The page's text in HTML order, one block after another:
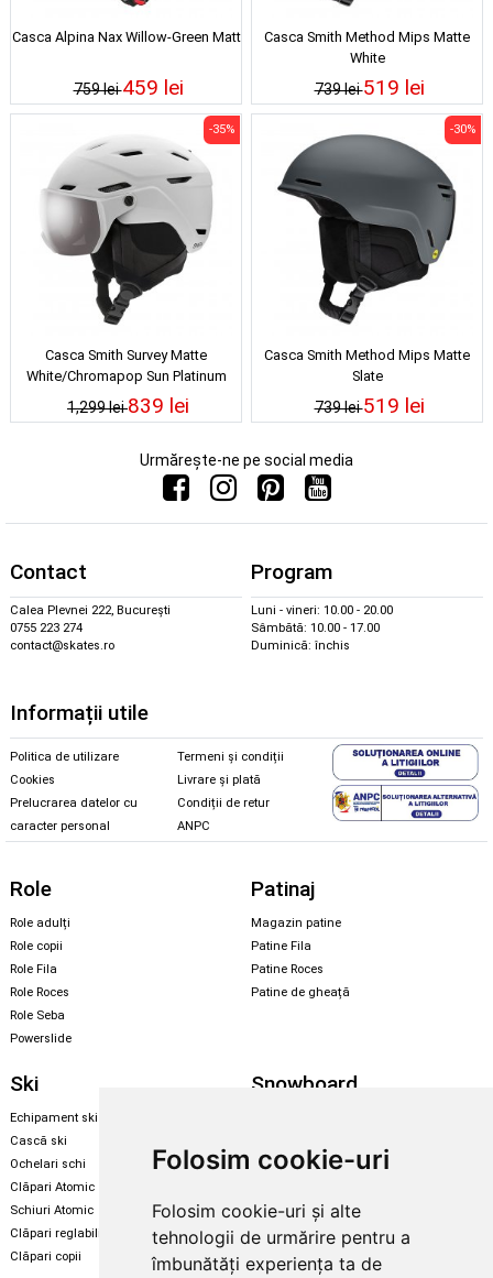
Folosim cookie-uri
Folosim cookie-uri și alte
tehnologii de urmărire pentru a
îmbunătăți experiența ta de
Casca Alpina Nax Willow-Green Matt
759 lei459 lei
Casca Smith Method Mips Matte
White
739 lei519 lei
Casca Smith Survey Matte
White/Chromapop Sun Platinum
1,299 lei
-35%
839 lei
Casca Smith Method Mips Matte
Slate
739 lei
-30%
519 lei
Urmărește-ne pe social media
Contact
Calea Plevnei 222, București
0755 223 274
contact@skates.ro
Program
Luni - vineri: 10.00 - 20.00
Sâmbătă: 10.00 - 17.00
Duminică: închis
Informații utile
Politica de utilizare
Cookies
Prelucrarea datelor cu
caracter personal
Termeni și condiții
Livrare și plată
Condiții de retur
ANPC
Role
Role adulți
Role copii
Role Fila
Role Roces
Role Seba
Powerslide
Patinaj
Magazin patine
Patine Fila
Patine Roces
Patine de gheață
Ski
Echipament ski
Cască ski
Ochelari schi
Clăpari Atomic
Schiuri Atomic
Clăpari reglabili
Clăpari copii
Snowboard
Legături Rome SDS
Skate & longboard
Santa Cruz
Enuff Skateboards